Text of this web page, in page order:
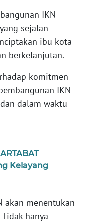
IKN
sejalan
ibu kota
berkelanjutan.
komitmen
IKN
dalam waktu
Kelayang
akan menentukan
hanya